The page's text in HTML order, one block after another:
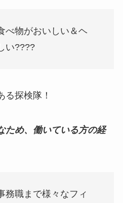
べ物がおいしい＆ヘ
い????
る探検隊！
ため、働いている方の経
務職まで様々なフィ